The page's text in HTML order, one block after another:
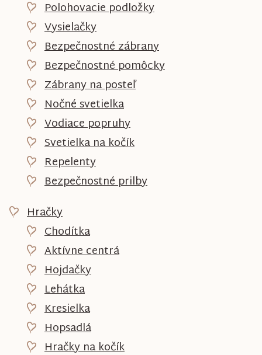
Polohovacie podložky
Vysielačky
Bezpečnostné zábrany
Bezpečnostné pomôcky
Zábrany na posteľ
Nočné svetielka
Vodiace popruhy
Svetielka na kočík
Repelenty
Bezpečnostné prilby
Hračky
Chodítka
Aktívne centrá
Hojdačky
Lehátka
Kresielka
Hopsadlá
Hračky na kočík